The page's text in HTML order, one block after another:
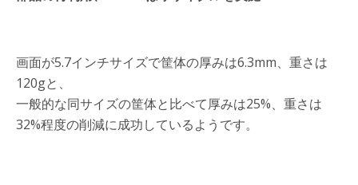
画面が5.7インチサイズで筐体の厚みは6.3mm、重さは
120gと、
一般的な同サイズの筐体と比べて厚みは25%、重さは
32%程度の削減に成功しているようです。